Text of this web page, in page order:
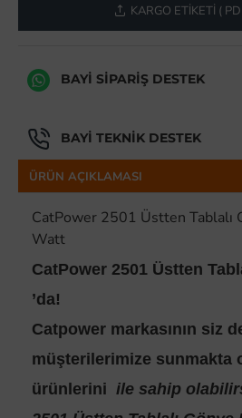
KARGO ETIKETI (
BAYI SIPARIŞ DESTEK
BAYI TEKNIK DESTEK
ÜRÜN AÇIKLAMASI
CatPower 2501 Üstten Tablalı
Watt
CatPower 2501 Üstten
’da!
Catpower markasının siz
müşterilerimize sunmakta
ürünlerini ile sahip